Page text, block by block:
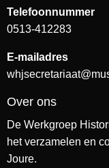
Telefoonnummer
0513-412283
E-mailadres
Over ons
De Werkgroep
het verzamelen en
Joure.